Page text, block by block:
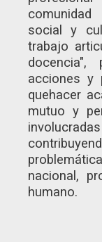
social y
trabajo
docencia",
acciones y
quehacer
mutuo y
nacional,
humano.